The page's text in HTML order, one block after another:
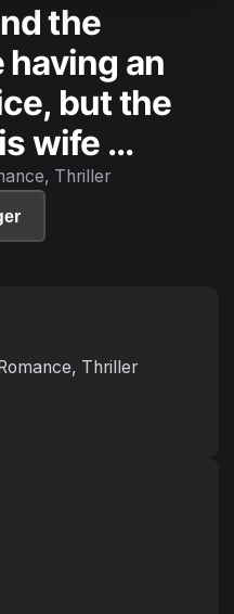
the
an
but the
wife ...
Thriller
Thriller